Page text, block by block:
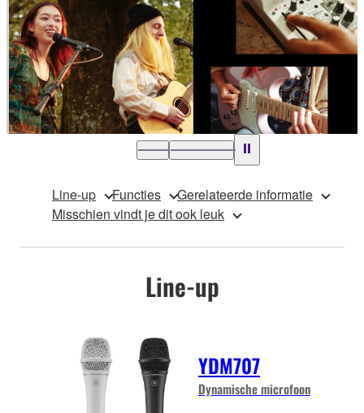
Line-up Functies
Gerelateerde informatie
Misschien vindt je dit ook leuk
Line-up
YDM707
Dynamische microfoon